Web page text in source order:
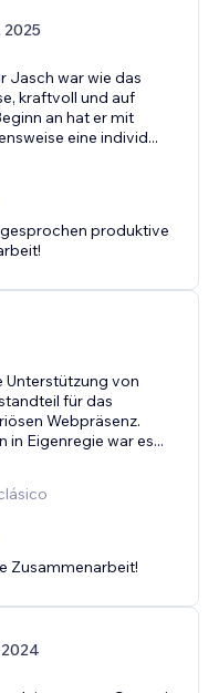
2025
Jasch war wie das
kraftvoll und auf
an hat er mit
eine individ...
produktive
Unterstützung von
für das
Webpräsenz.
in Eigenregie war es...
Zusammenarbeit!